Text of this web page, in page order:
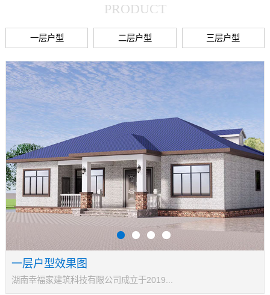
PRODUCT
一层户型 二层户型 三层户型
一层户型效果图
湖南幸福家建筑科技有限公司成立于2019...